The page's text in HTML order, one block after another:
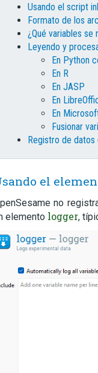
Usando el script
Formato de los
¿Qué variables se
Leyendo y
En Python
En R
En JASP
En
En
Fusionar
Registro de datos
el
no
elemento logger,